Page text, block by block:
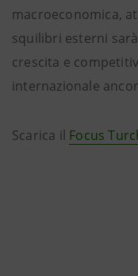
macroeconomica,
squilibri esterni
crescita e
internazionale
Scarica il Focus